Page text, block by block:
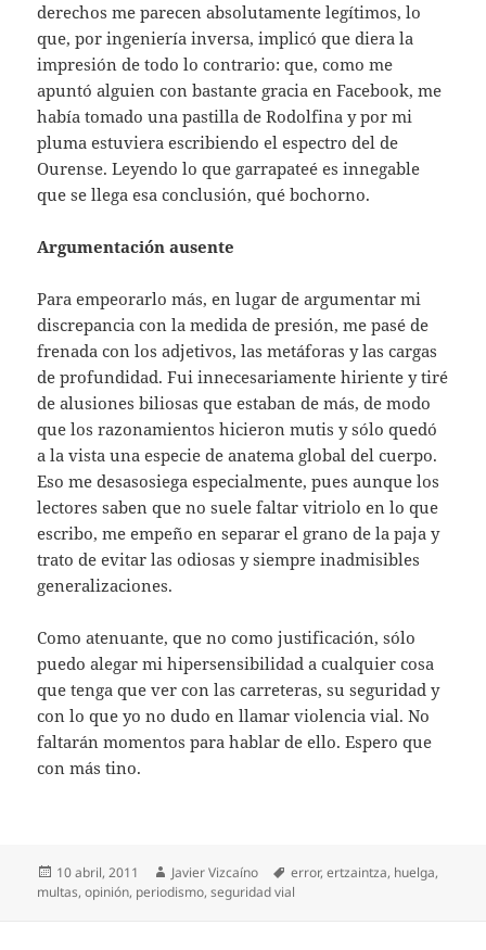
derechos me parecen absolutamente legítimos, lo
que, por ingeniería inversa, implicó que diera la
impresión de todo lo contrario: que, como me
apuntó alguien con bastante gracia en Facebook, me
había tomado una pastilla de Rodolfina y por mi
pluma estuviera escribiendo el espectro del de
Ourense. Leyendo lo que garrapateé es innegable
que se llega esa conclusión, qué bochorno.
Argumentación ausente
Para empeorarlo más, en lugar de argumentar mi
discrepancia con la medida de presión, me pasé de
frenada con los adjetivos, las metáforas y las cargas
de profundidad. Fui innecesariamente hiriente y tiré
de alusiones biliosas que estaban de más, de modo
que los razonamientos hicieron mutis y sólo quedó
a la vista una especie de anatema global del cuerpo.
Eso me desasosiega especialmente, pues aunque los
lectores saben que no suele faltar vitriolo en lo que
escribo, me empeño en separar el grano de la paja y
trato de evitar las odiosas y siempre inadmisibles
generalizaciones.
Como atenuante, que no como justificación, sólo
puedo alegar mi hipersensibilidad a cualquier cosa
que tenga que ver con las carreteras, su seguridad y
con lo que yo no dudo en llamar violencia vial. No
faltarán momentos para hablar de ello. Espero que
con más tino.
Publicado
el
10 abril, 2011 Autor
Javier Vizcaíno Etiquetas
error,ertzaintza, huelga,
multas,opinión, periodismo,seguridad vial